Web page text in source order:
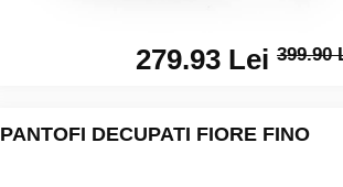
279.93 Lei 399.90
PANTOFI DECUPATI FIORE FINO